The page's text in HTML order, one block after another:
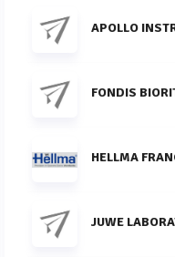
APOLLO
FONDIS
HELLMA
JUWE